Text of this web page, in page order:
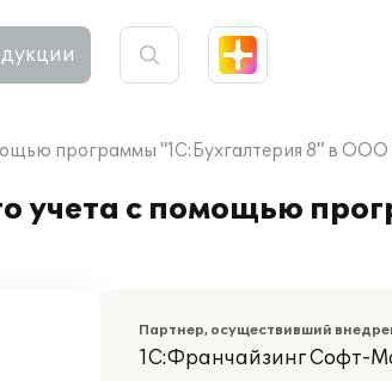
программы "1С:Бухгалтерия 8" в
учета с помощью
Партнер, осуществивший
1С:Франчайзинг Софт-